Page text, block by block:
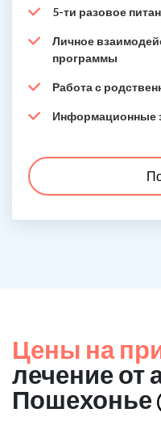
5-ти разовое
Личное
программы
Работа с
Информационные
Цены на
лечение от
Пошехонье